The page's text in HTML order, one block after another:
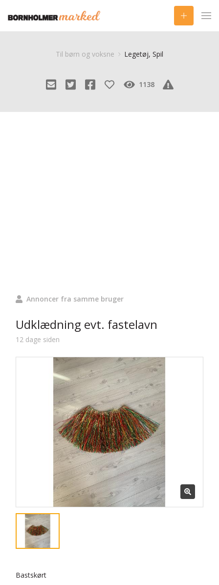
Til børn og voksne Legetøj, Spil
1138
Annoncer fra samme bruger
Udklædning evt. fastelavn
12 dage siden
Bastskørt